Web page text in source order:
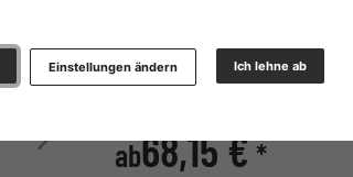
Ich lehne ab
Einstellungen ändern
» zur Maßanfertigung
ab68,15 € *